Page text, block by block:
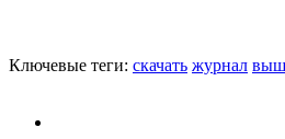
Ключевые теги: скачать журнал